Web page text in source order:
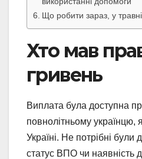
Що робити зараз, у
Хто мав
гривень
Виплата була доступна
повнолітньому українцю,
Україні. Не потрібні були
статус ВПО чи наявність